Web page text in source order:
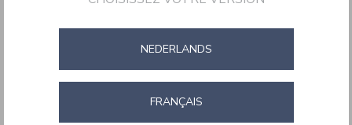
STYLE COLLECTION
CUISSON
PETIT-DÉJEUNER
NEDERLANDS
FRANÇAIS